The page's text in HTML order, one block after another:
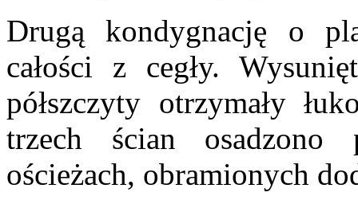
Drugą kondygnację o
całości z cegły.
półszczyty otrzymały
trzech ścian osadzono
ościeżach, obramionych